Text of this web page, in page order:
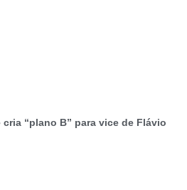
“plano B” para vice de Flávio